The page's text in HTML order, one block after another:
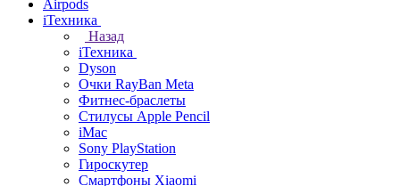
Airpods
iТехника
Назад
iТехника
Dyson
Очки RayBan Meta
Фитнес-браслеты
Стилусы Apple Pencil
iMac
Sony PlayStation
Гироскутер
Смартфоны Xiaomi